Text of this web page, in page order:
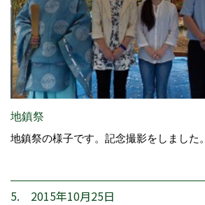
地鎮祭
地鎮祭の様子です。記念撮影をしました。
5. 2015年10月25日